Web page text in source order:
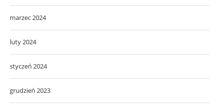
marzec 2024
luty 2024
styczeń 2024
grudzień 2023